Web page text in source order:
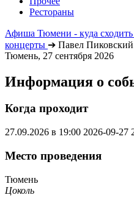
Рестораны
Афиша Тюмени - куда сходить
концерты ➔ Павел
Тюмень, 27 сентября 2026
Информация о
Когда проходит
27.09.2026 в 19:00 2026-09-27
Место проведения
Тюмень
Цоколь